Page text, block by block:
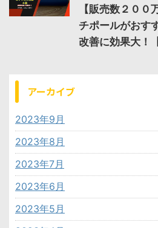
【販売数２００
チポールがおす
改善に効果大！
アーカイブ
2023年9月
2023年8月
2023年7月
2023年6月
2023年5月